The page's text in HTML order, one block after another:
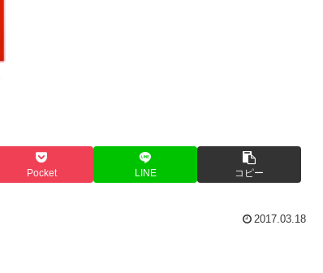
Pocket LINE コピー
2017.03.18